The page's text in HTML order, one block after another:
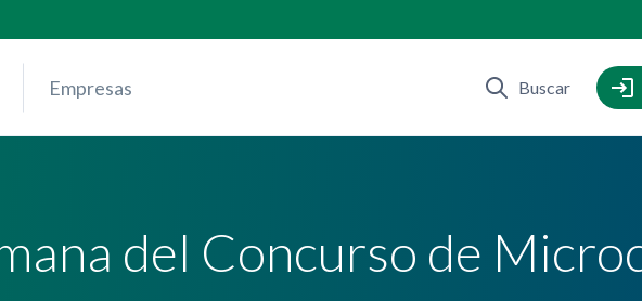
Empresas Buscar
del Concurso de